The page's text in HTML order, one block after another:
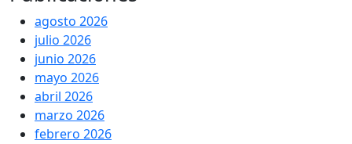
agosto 2026
julio 2026
junio 2026
mayo 2026
abril 2026
marzo 2026
febrero 2026